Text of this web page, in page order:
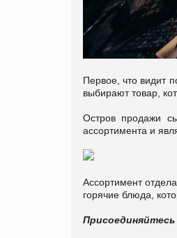
Первое, что видит
выбирают товар,
Остров продажи
ассортимента и
Ассортимент
горячие блюда,